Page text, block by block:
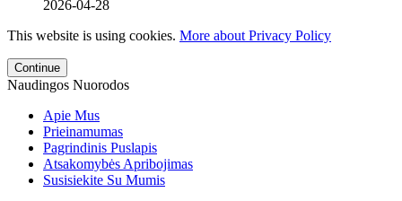
2026-04-28
This website is using cookies. More about Privacy Policy
Continue
Naudingos Nuorodos
Apie Mus
Prieinamumas
Pagrindinis Puslapis
Atsakomybės Apribojimas
Susisiekite Su Mumis